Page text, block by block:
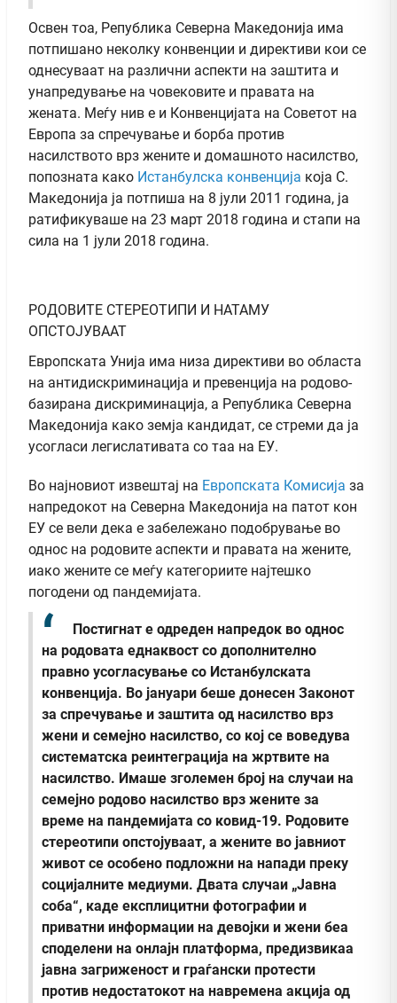
Освен тоа, Република Северна Македонија има
потпишано неколку конвенции и директиви кои се
однесуваат на различни аспекти на заштита и
унапредување на човековите и правата на
жената. Меѓу нив е и Конвенцијата на Советот на
Европа за спречување и борба против
насилството врз жените и домашното насилство,
попозната како Истанбулска конвенција која С.
Македонија ја потпиша на 8 јули 2011 година, ја
ратификуваше на 23 март 2018 година и стапи на
сила на 1 јули 2018 година.
РОДОВИТЕ СТЕРЕОТИПИ И НАТАМУ
ОПСТОЈУВААТ
Европската Унија има низа директиви во областа
на антидискриминација и превенција на родово-
базирана дискриминација, а Република Северна
Македонија како земја кандидат, се стреми да ја
усогласи легислативата со таа на ЕУ.
Во најновиот извештај на Европската Комисија за
напредокот на Северна Македонија на патот кон
ЕУ се вели дека е забележано подобрување во
однос на родовите аспекти и правата на жените,
иако жените се меѓу категориите најтешко
погодени од пандемијата.
Постигнат е одреден напредок во однос
на родовата еднаквост со дополнително
правно усогласување со Истанбулската
конвенција. Во јануари беше донесен Законот
за спречување и заштита од насилство врз
жени и семејно насилство, со кој се воведува
систематска реинтеграција на жртвите на
насилство. Имаше зголемен број на случаи на
семејно родово насилство врз жените за
време на пандемијата со ковид-19. Родовите
стереотипи опстојуваат, а жените во јавниот
живот се особено подложни на напади преку
социјалните медиуми. Двата случаи „Јавна
соба“, каде експлицитни фотографии и
приватни информации на девојки и жени беа
споделени на онлајн платформа, предизвикаа
јавна загриженост и граѓански протести
против недостатокот на навремена акција од